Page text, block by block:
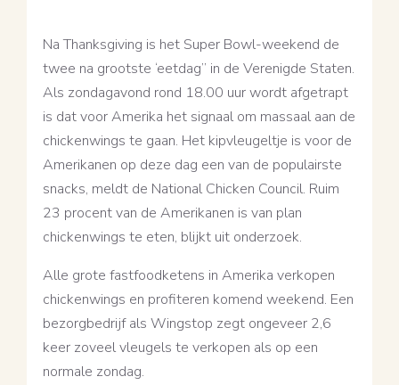
Na Thanksgiving is het Super Bowl-weekend de
twee na grootste ‘eetdag’’ in de Verenigde Staten.
Als zondagavond rond 18.00 uur wordt afgetrapt
is dat voor Amerika het signaal om massaal aan de
chickenwings te gaan. Het kipvleugeltje is voor de
Amerikanen op deze dag een van de populairste
snacks, meldt de National Chicken Council. Ruim
23 procent van de Amerikanen is van plan
chickenwings te eten, blijkt uit onderzoek.
Alle grote fastfoodketens in Amerika verkopen
chickenwings en profiteren komend weekend. Een
bezorgbedrijf als Wingstop zegt ongeveer 2,6
keer zoveel vleugels te verkopen als op een
normale zondag.